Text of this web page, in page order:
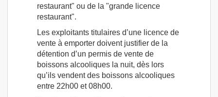
restaurant" ou de la "grande licence
restaurant".
Les exploitants titulaires d’une licence de
vente à emporter doivent justifier de la
détention d’un permis de vente de
boissons alcooliques la nuit, dès lors
qu’ils vendent des boissons alcooliques
entre 22h00 et 08h00.